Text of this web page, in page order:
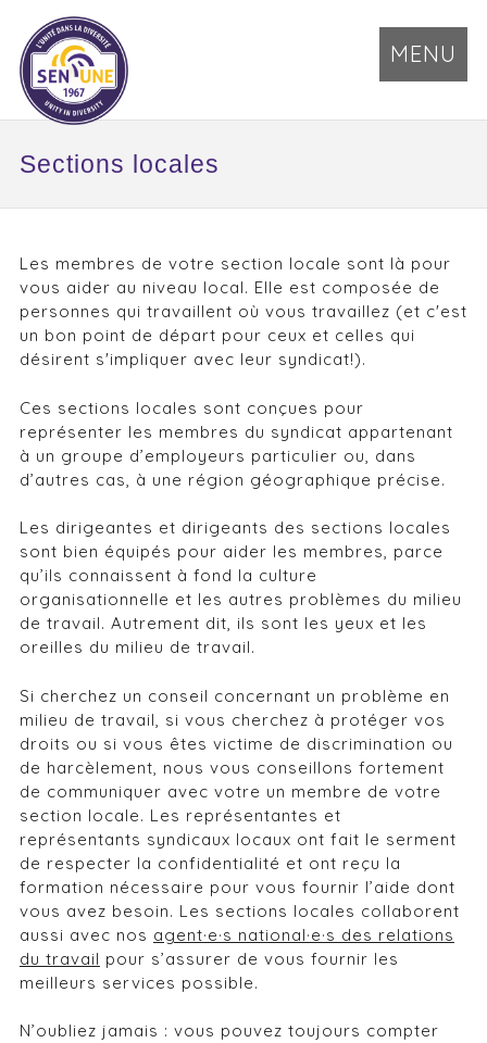
MENU
Sections locales
Les membres de votre section locale sont là pour
vous aider au niveau local. Elle est composée de
personnes qui travaillent où vous travaillez (et c'est
un bon point de départ pour ceux et celles qui
désirent s'impliquer avec leur syndicat!).
Ces sections locales sont conçues pour
représenter les membres du syndicat appartenant
à un groupe d’employeurs particulier ou, dans
d’autres cas, à une région géographique précise.
Les dirigeantes et dirigeants des sections locales
sont bien équipés pour aider les membres, parce
qu’ils connaissent à fond la culture
organisationnelle et les autres problèmes du milieu
de travail. Autrement dit, ils sont les yeux et les
oreilles du milieu de travail.
Si cherchez un conseil concernant un problème en
milieu de travail, si vous cherchez à protéger vos
droits ou si vous êtes victime de discrimination ou
de harcèlement, nous vous conseillons fortement
de communiquer avec votre un membre de votre
section locale. Les représentantes et
représentants syndicaux locaux ont fait le serment
de respecter la confidentialité et ont reçu la
formation nécessaire pour vous fournir l’aide dont
vous avez besoin. Les sections locales collaborent
aussi avec nos agent·e·s national·e·s des relations
du travail pour s’assurer de vous fournir les
meilleurs services possible.
N’oubliez jamais : vous pouvez toujours compter